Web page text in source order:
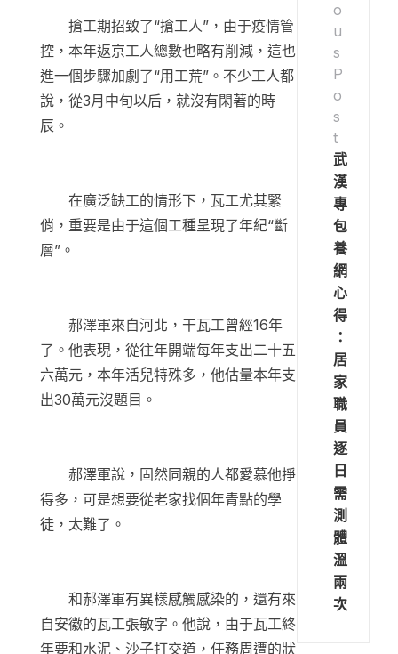
搶工期招致了“搶工人”，由于疫情管
控，本年返京工人總數也略有削減，這也
進一個步驟加劇了“用工荒”。不少工人都
說，從3月中旬以后，就沒有閑著的時
辰。
在廣泛缺工的情形下，瓦工尤其緊
俏，重要是由于這個工種呈現了年紀“斷
層”。
郝澤軍來自河北，干瓦工曾經16年
了。他表現，從往年開端每年支出二十五
六萬元，本年活兒特殊多，他估量本年支
出30萬元沒題目。
郝澤軍說，固然同親的人都愛慕他掙
得多，可是想要從老家找個年青點的學
徒，太難了。
和郝澤軍有異樣感觸感染的，還有來
自安徽的瓦工張敏字。他說，由于瓦工終
年要和水泥、沙子打交道，任務周遭的狀
o
u
s
P
o
s
t
武
漢
專
包
養
網
心
得
：
居
家
職
員
逐
日
需
測
體
溫
兩
次